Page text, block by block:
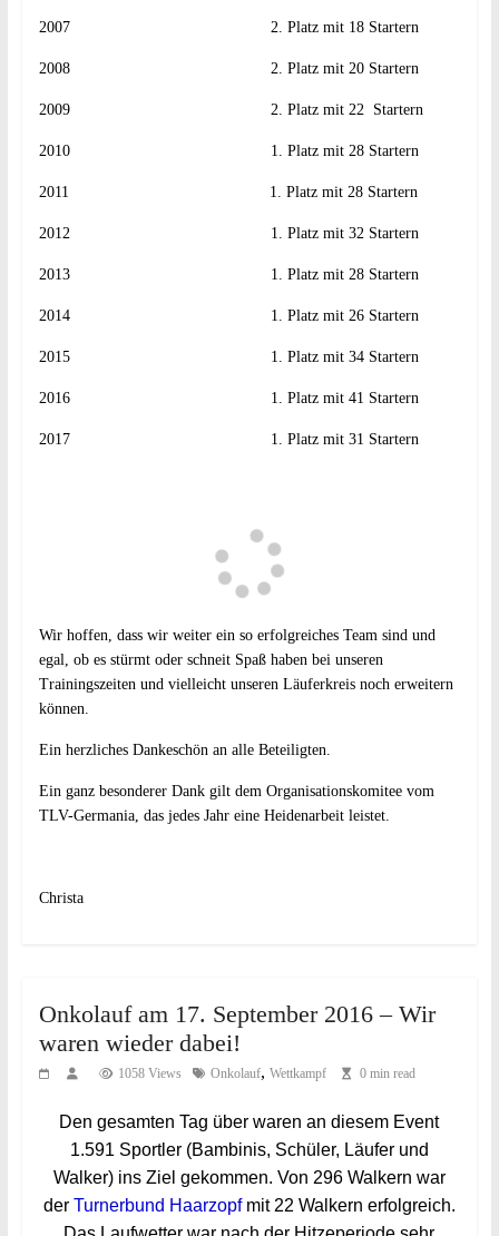
2007 2. Platz mit 18 Startern
2008 2. Platz mit 20 Startern
2009 2. Platz mit 22 Startern
2010 1. Platz mit 28 Startern
2011 1. Platz mit 28 Startern
2012 1. Platz mit 32 Startern
2013 1. Platz mit 28 Startern
2014 1. Platz mit 26 Startern
2015 1. Platz mit 34 Startern
2016 1. Platz mit 41 Startern
2017 1. Platz mit 31 Startern
Wir hoffen, dass wir weiter ein so erfolgreiches Team sind und
egal, ob es stürmt oder schneit Spaß haben bei unseren
Trainingszeiten und vielleicht unseren Läuferkreis noch erweitern
können.
Ein herzliches Dankeschön an alle Beteiligten.
Ein ganz besonderer Dank gilt dem Organisationskomitee vom
TLV-Germania, das jedes Jahr eine Heidenarbeit leistet.
Christa
Onkolauf am 17. September 2016 – Wir
waren wieder dabei!
1058 Views Onkolauf, Wettkampf 0 min read
Den gesamten Tag über waren an diesem Event
1.591 Sportler (Bambinis, Schüler, Läufer und
Walker) ins Ziel gekommen. Von 296 Walkern war
der Turnerbund Haarzopfmit 22 Walkern erfolgreich.